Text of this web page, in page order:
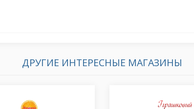
ДРУГИЕ ИНТЕРЕСНЫЕ МАГАЗИНЫ